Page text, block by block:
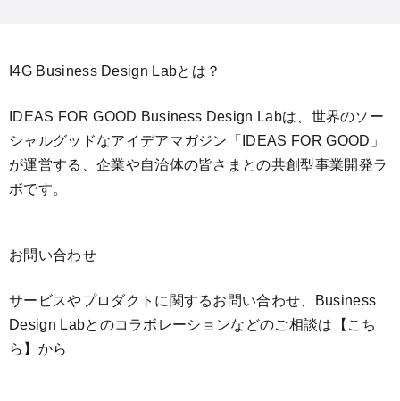
I4G Business Design Labとは？
IDEAS FOR GOOD Business Design Labは、世界のソー
シャルグッドなアイデアマガジン「IDEAS FOR GOOD」
が運営する、企業や自治体の皆さまとの共創型事業開発ラ
ボです。
お問い合わせ
サービスやプロダクトに関するお問い合わせ、Business
Design Labとのコラボレーションなどのご相談は 【こち
ら】 から